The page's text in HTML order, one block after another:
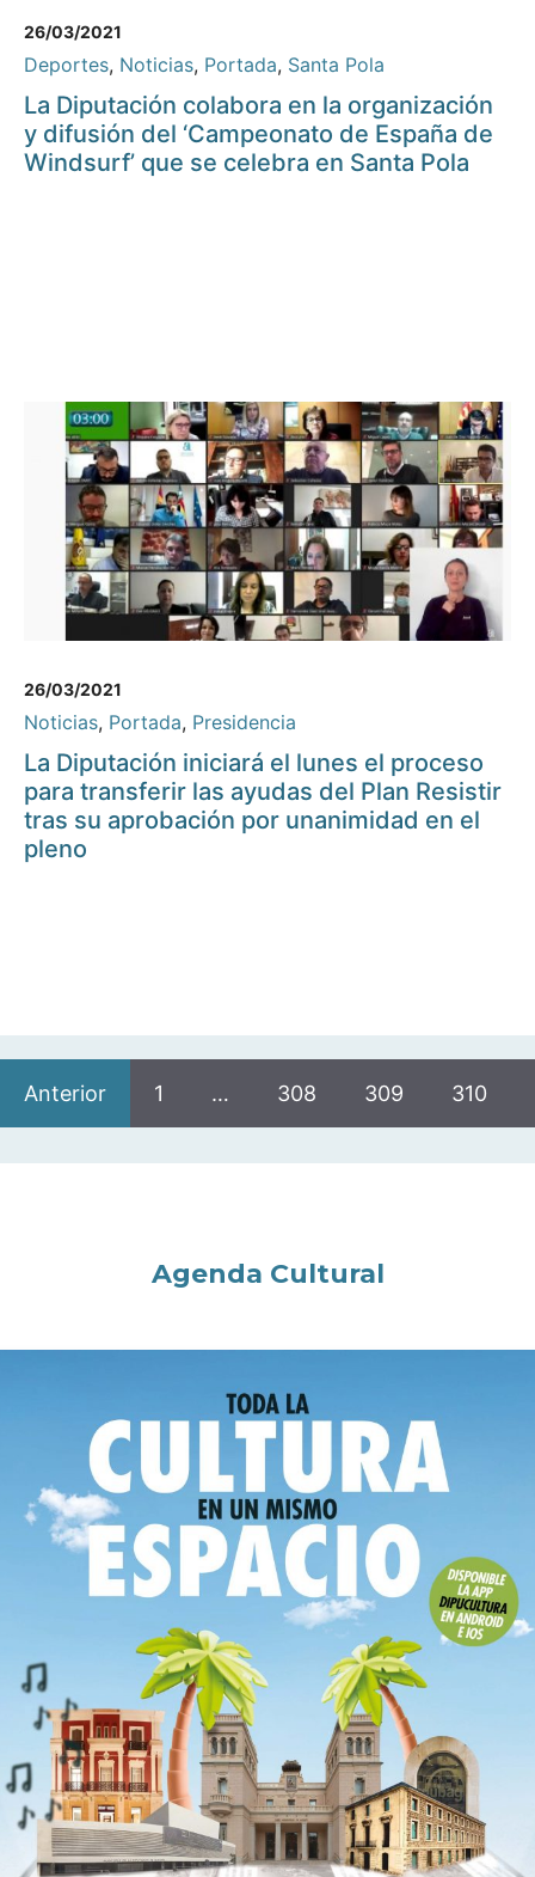
26/03/2021
Deportes, Noticias, Portada, Santa Pola
La Diputación colabora en la organización
y difusión del ‘Campeonato de España de
Windsurf’ que se celebra en Santa Pola
26/03/2021
Noticias, Portada, Presidencia
La Diputación iniciará el lunes el proceso
para transferir las ayudas del Plan Resistir
tras su aprobación por unanimidad en el
pleno
Anterior 1 … 308 309 310
Agenda Cultural